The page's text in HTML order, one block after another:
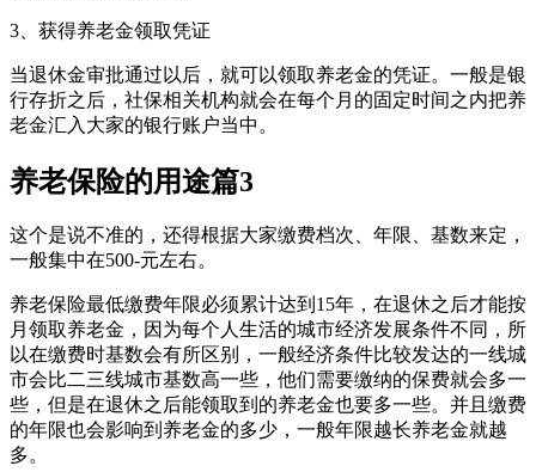
3、获得养老金领取凭证
当退休金审批通过以后，就可以领取养老金的凭证。一般是银
行存折之后，社保相关机构就会在每个月的固定时间之内把养
老金汇入大家的银行账户当中。
养老保险的用途篇3
这个是说不准的，还得根据大家缴费档次、年限、基数来定，
一般集中在500-元左右。
养老保险最低缴费年限必须累计达到15年，在退休之后才能按
月领取养老金，因为每个人生活的城市经济发展条件不同，所
以在缴费时基数会有所区别，一般经济条件比较发达的一线城
市会比二三线城市基数高一些，他们需要缴纳的保费就会多一
些，但是在退休之后能领取到的养老金也要多一些。并且缴费
的年限也会影响到养老金的多少，一般年限越长养老金就越
多。